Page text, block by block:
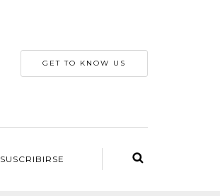
GET TO KNOW US
SUSCRIBIRSE